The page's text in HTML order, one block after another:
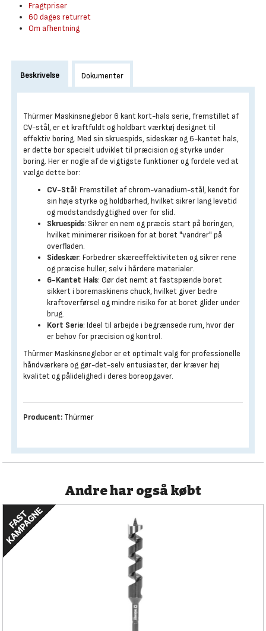
Fragtpriser
60 dages returret
Om afhentning
Beskrivelse Dokumenter
Thürmer Maskinsneglebor 6 kant kort-hals serie, fremstillet af
CV-stål, er et kraftfuldt og holdbart værktøj designet til
effektiv boring. Med sin skruespids, sideskær og 6-kantet hals,
er dette bor specielt udviklet til præcision og styrke under
boring. Her er nogle af de vigtigste funktioner og fordele ved at
vælge dette bor:
CV-Stål: Fremstillet af chrom-vanadium-stål, kendt for
sin høje styrke og holdbarhed, hvilket sikrer lang levetid
og modstandsdygtighed over for slid.
Skruespids: Sikrer en nem og præcis start på boringen,
hvilket minimerer risikoen for at boret "vandrer" på
overfladen.
Sideskær: Forbedrer skæreeffektiviteten og sikrer rene
og præcise huller, selv i hårdere materialer.
6-Kantet Hals: Gør det nemt at fastspænde boret
sikkert i boremaskinens chuck, hvilket giver bedre
kraftoverførsel og mindre risiko for at boret glider under
brug.
Kort Serie: Ideel til arbejde i begrænsede rum, hvor der
er behov for præcision og kontrol.
Thürmer Maskinsneglebor er et optimalt valg for professionelle
håndværkere og gør-det-selv entusiaster, der kræver høj
kvalitet og pålidelighed i deres boreopgaver.
Producent: Thürmer
Andre har også købt